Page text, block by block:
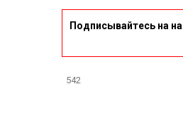
Подписывайтесь на
542